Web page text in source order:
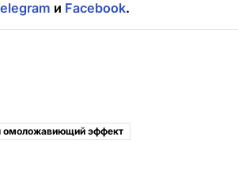
и Facebook.
омоложавиющий эффект